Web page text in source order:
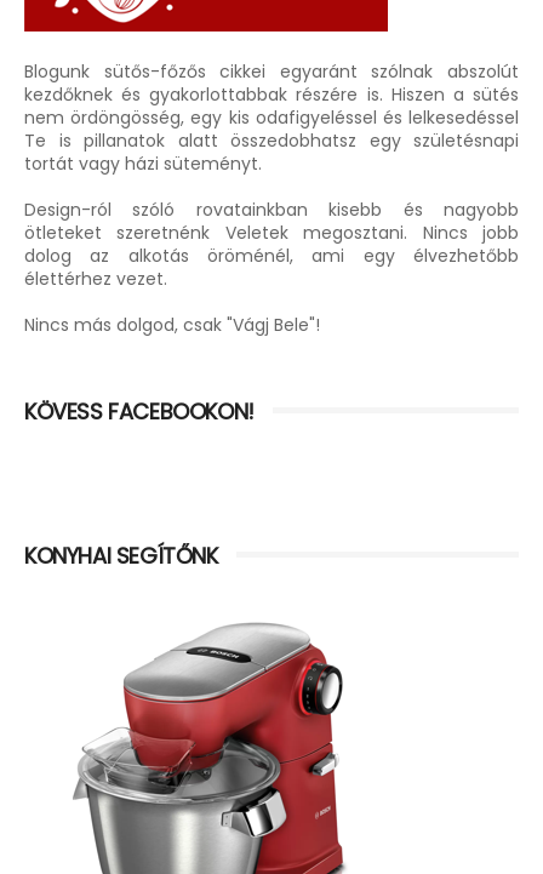
Blogunk sütős-főzős cikkei egyaránt szólnak abszolút
kezdőknek és gyakorlottabbak részére is. Hiszen a sütés
nem ördöngösség, egy kis odafigyeléssel és lelkesedéssel
Te is pillanatok alatt összedobhatsz egy születésnapi
tortát vagy házi süteményt.
Design-ról szóló rovatainkban kisebb és nagyobb
ötleteket szeretnénk Veletek megosztani. Nincs jobb
dolog az alkotás öröménél, ami egy élvezhetőbb
élettérhez vezet.
Nincs más dolgod, csak "Vágj Bele"!
KÖVESS FACEBOOKON!
KONYHAI SEGÍTŐNK